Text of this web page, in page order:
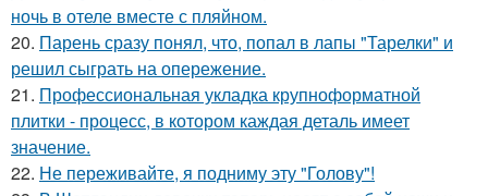
ночь в отеле вместе с пляйном.
20. Парень сразу понял, что, попал в лапы "Тарелки" и
решил сыграть на опережение.
21. Профессиональная укладка крупноформатной
плитки - процесс, в котором каждая деталь имеет
значение.
22. Не переживайте, я подниму эту "Голову"!